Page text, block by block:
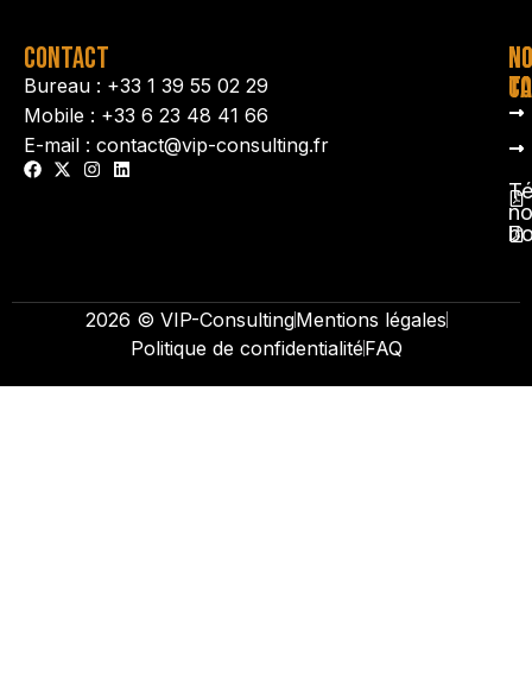
CONTACT
Bureau : +33 1 39 55 02 29
Mobile : +33 6 23 48 41 66
E-mail : contact@vip-consulting.fr
2026 © VIP-ConsultingMentions légales
Politique de confidentialitéFAQ